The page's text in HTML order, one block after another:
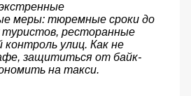
меры: тюремные сроки до
туристов, ресторанные
улиц. Как не
защититься от байк-
на такси.